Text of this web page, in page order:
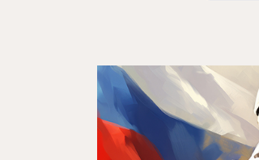
Афиша
Театр турында